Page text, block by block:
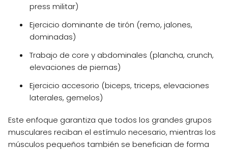
press militar)
Ejercicio dominante de tirón (remo, jalones,
dominadas)
Trabajo de core y abdominales (plancha, crunch,
elevaciones de piernas)
Ejercicio accesorio (biceps, triceps, elevaciones
laterales, gemelos)
Este enfoque garantiza que todos los grandes grupos
musculares reciban el estímulo necesario, mientras los
músculos pequeños también se benefician de forma